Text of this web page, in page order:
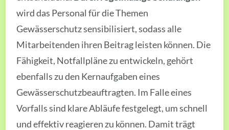
wird das Personal für die Themen
Gewässerschutz sensibilisiert, sodass alle
Mitarbeitenden ihren Beitrag leisten können. Die
Fähigkeit, Notfallpläne zu entwickeln, gehört
ebenfalls zu den Kernaufgaben eines
Gewässerschutzbeauftragten. Im Falle eines
Vorfalls sind klare Abläufe festgelegt, um schnell
und effektiv reagieren zu können. Damit trägt